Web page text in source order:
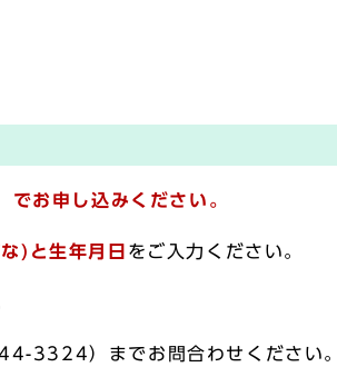
でお申し込みください。
)と生年月日 をご入力ください。
3324）までお問合わせください。